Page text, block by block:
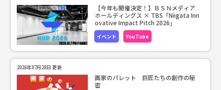
【今年も開催決定！】ＢＳＮメディア
ホールディングス × TBS「Niigata Inn
ovative Impact Pitch 2026」
イベント YouTube
画家のパレット 巨匠たちの創作の秘
密
2026年07月28日 更新